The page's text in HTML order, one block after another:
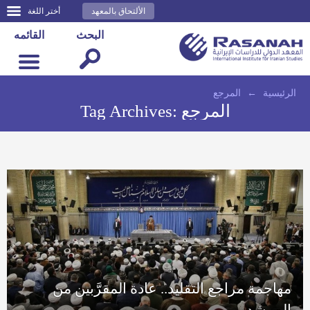
أختر اللغة الألتحاق بالمعهد
القائمه البحث
الرئيسية ← المرجع
Tag Archives: المرجع
مهاجمة مراجع التقليد.. عادة المقرَّبين من